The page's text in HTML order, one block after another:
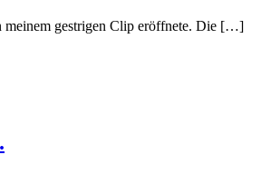
meinem gestrigen Clip eröffnete. Die […]